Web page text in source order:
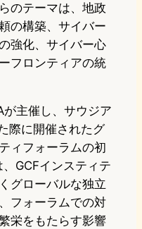
のテーマは、地政
の構築、サイバー
強化、サイバー心
フロンティアの統
主催し、サウジア
際に開催されたグ
ィフォーラムの初
GCFインスティテ
グローバルな独立
フォーラムでの対
栄をもたらす影響